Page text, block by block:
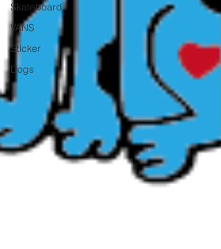
Skateboard
VANS
Sticker
Dogs